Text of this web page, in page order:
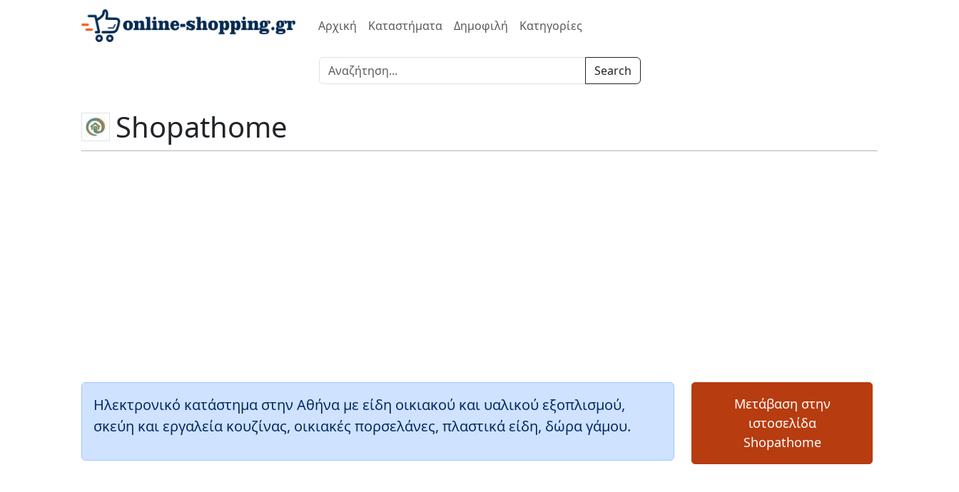
Αρχική Καταστήματα Δημοφιλή Κατηγορίες
Search
Shopathome
Ηλεκτρονικό κατάστημα στην Αθήνα με είδη οικιακού και υαλικού εξοπλισμού,
σκεύη και εργαλεία κουζίνας, οικιακές πορσελάνες, πλαστικά είδη, δώρα γάμου.
Μετάβαση στην
ιστοσελίδα
Shopathome